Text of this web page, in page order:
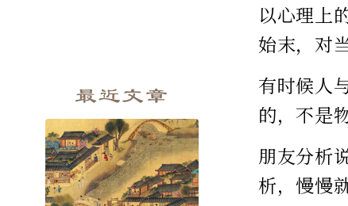
最近文章
以心理上
始末，对
有时候人
的，不是
朋友分析
析，慢慢